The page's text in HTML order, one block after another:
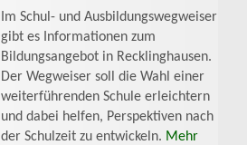
Im Schul- und Ausbildungswegweiser
gibt es Informationen zum
Bildungsangebot in Recklinghausen.
Der Wegweiser soll die Wahl einer
weiterführenden Schule erleichtern
und dabei helfen, Perspektiven nach
der Schulzeit zu entwickeln. Mehr